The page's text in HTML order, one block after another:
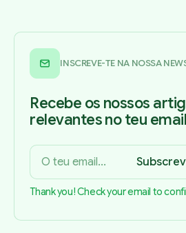
INSCREVE-TE NA NOSSA
Recebe os nossos
relevantes no teu
Thank you! Check your email to